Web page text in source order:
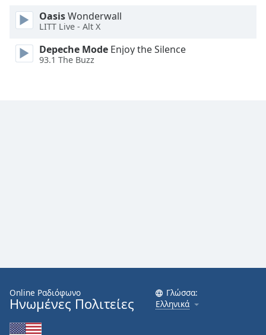
OasisWonderwall
LITT Live - Alt X
Depeche Mode Enjoy the Silence
93.1 The Buzz
Online Ραδιόφωνο
Ηνωμένες Πολιτείες
Γλώσσα:
Ελληνικά